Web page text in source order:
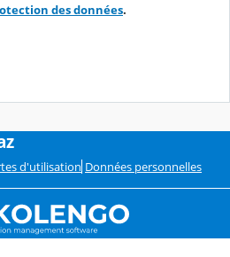
des données.
d'utilisation Données personnelles